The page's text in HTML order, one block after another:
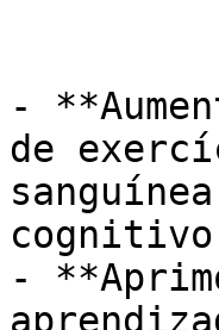
-
de
cognitivo
-